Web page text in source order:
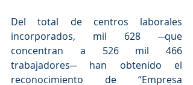
Del total de centros laborales
incorporados, mil 628 ─que
concentran a 526 mil 466
trabajadores─ han obtenido el
reconocimiento de “Empresa